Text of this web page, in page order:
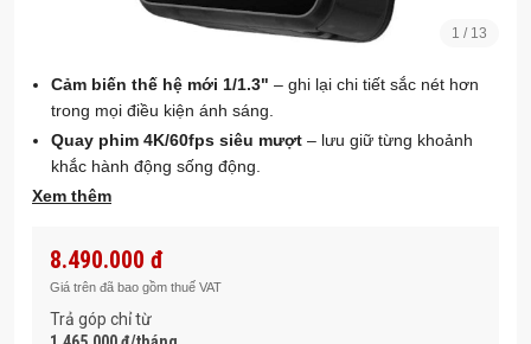
1 / 13
Cảm biến thế hệ mới 1/1.3" – ghi lại chi tiết sắc nét hơn
trong mọi điều kiện ánh sáng.
Quay phim 4K/60fps siêu mượt – lưu giữ từng khoảnh
khắc hành động sống động.
Góc siêu rộng 143°
Thiết kế từ tính hai mặt, siêu nhẹ
lợi khi di chuyển.
Hiệu năng màu 10-bit & D-Log M
thực, hỗ trợ hậu kỳ chuyên nghiệp.
Xem thêm
8.490.000 đ
Giá trên đã bao gồm thuế VAT
Trả góp chỉ từ